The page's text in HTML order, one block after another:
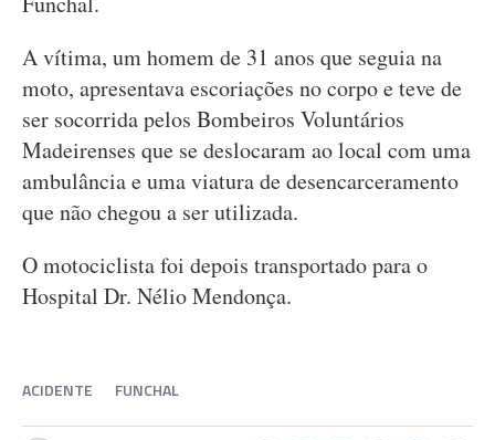
A vítima, um homem de 31 anos que seguia na
moto, apresentava escoriações no corpo e teve de
ser socorrida pelos Bombeiros Voluntários
Madeirenses que se deslocaram ao local com uma
ambulância e uma viatura de desencarceramento
que não chegou a ser utilizada.
O motociclista foi depois transportado para o
Hospital Dr. Nélio Mendonça.
ACIDENTE FUNCHAL